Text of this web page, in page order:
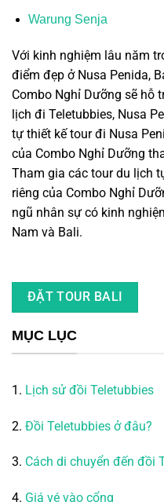
Warung Senja
Với kinh nghiệm lâu năm
điểm đẹp ở Nusa Penida,
Combo Nghỉ Dưỡng sẽ hỗ
lịch đi Teletubbies, Nusa
tự thiết kế tour đi Nusa
của Combo Nghỉ Dưỡng
Tham gia các tour du lịch
riêng của Combo Nghỉ
ngũ nhân sự có kinh
Nam và Bali.
ĐẶT TOUR BALI
MỤC LỤC
1. Lịch sử đồi Teletubbies
2. Đồi Teletubbies ở đâu?
3. Cách di chuyển đến đồi
4. Giá vé vào cổng